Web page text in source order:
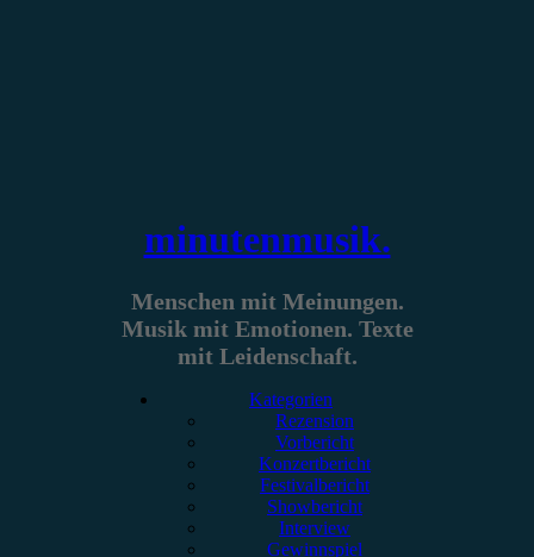
minutenmusik.
Menschen mit Meinungen.
Musik mit Emotionen. Texte
mit Leidenschaft.
Kategorien
Rezension
Vorbericht
Konzertbericht
Festivalbericht
Showbericht
Interview
Gewinnspiel